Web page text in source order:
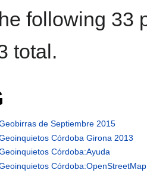
following 33
total.
de Septiembre 2015
Córdoba Girona 2013
Córdoba:Ayuda
Córdoba:OpenStreetMap